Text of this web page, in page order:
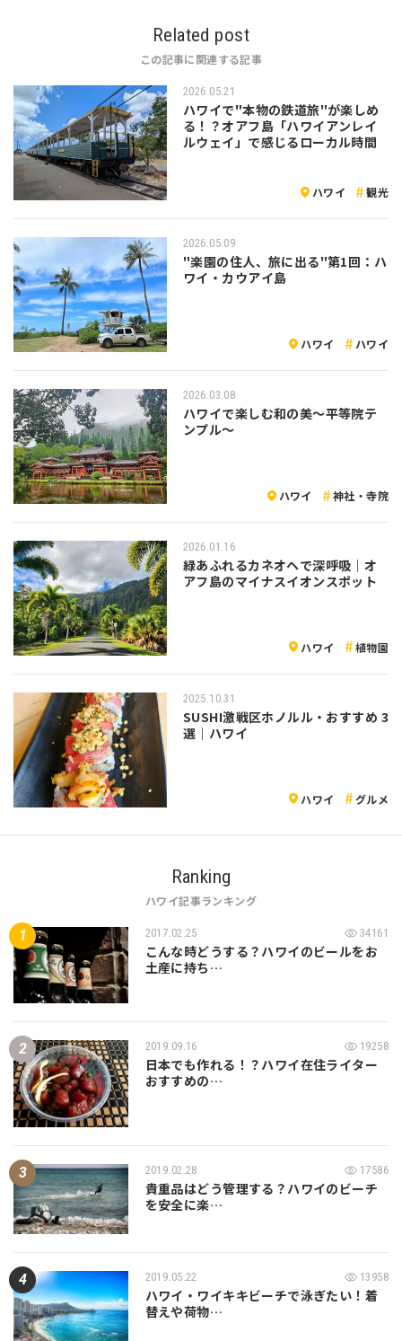
Related post
この記事に関連する記事
2026.05.21
ハワイで"本物の鉄道旅"が楽しめ
る！？オアフ島「ハワイアンレイ
ルウェイ」で感じるローカル時間
ハワイ 観光
2026.05.09
"楽園の住人、旅に出る"第1回：ハ
ワイ・カウアイ島
ハワイ ハワイ
2026.03.08
ハワイで楽しむ和の美〜平等院テ
ンプル〜
ハワイ 神社・寺院
2026.01.16
緑あふれるカネオヘで深呼吸｜オ
アフ島のマイナスイオンスポット
ハワイ 植物園
2025.10.31
SUSHI激戦区ホノルル・おすすめ 3
選｜ハワイ
ハワイ グルメ
Ranking
ハワイ記事ランキング
2017.02.25 34161
こんな時どうする？ハワイのビールをお
土産に持ち…
2019.09.16 19258
日本でも作れる！？ハワイ在住ライター
おすすめの…
2019.02.28 17586
貴重品はどう管理する？ハワイのビーチ
を安全に楽…
2019.05.22 13958
ハワイ・ワイキキビーチで泳ぎたい！着
替えや荷物…